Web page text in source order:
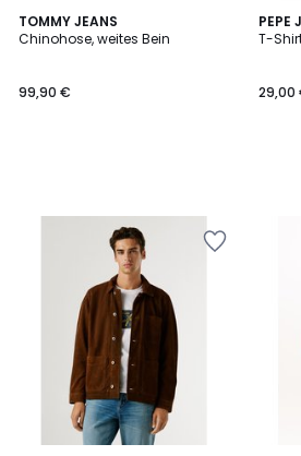
TOMMY JEANS
Chinohose, weites Bein
99,90 €
PEPE
T-
29,00